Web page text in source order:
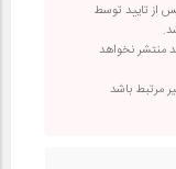
از تایید توسط
منتشر نخواهد
مرتبط باشد